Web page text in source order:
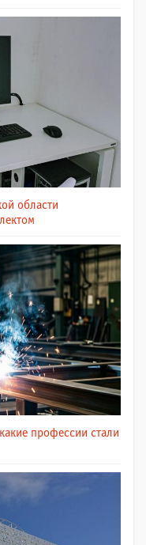
области
профессии стали